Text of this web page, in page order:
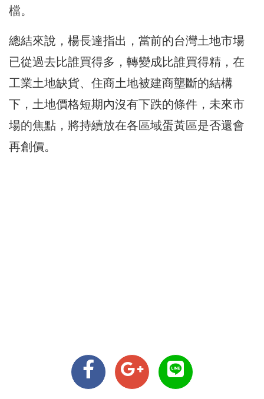
檔。
總結來說，楊長達指出，當前的台灣土地市場
已從過去比誰買得多，轉變成比誰買得精，在
工業土地缺貨、住商土地被建商壟斷的結構
下，土地價格短期內沒有下跌的條件，未來市
場的焦點，將持續放在各區域蛋黃區是否還會
再創價。